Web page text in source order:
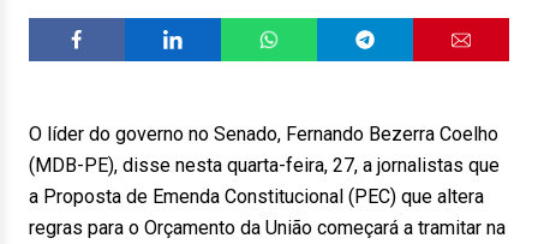
O líder do governo no Senado, Fernando Bezerra Coelho
(MDB-PE), disse nesta quarta-feira, 27, a jornalistas que
a Proposta de Emenda Constitucional (PEC) que altera
regras para o Orçamento da União começará a tramitar na